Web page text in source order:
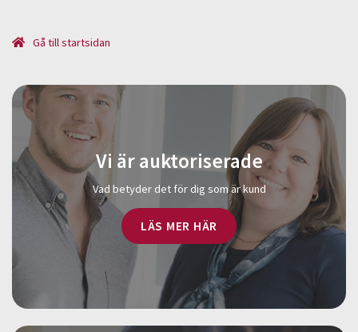
Gå till startsidan
Vi är auktoriserade
Vad betyder det för dig som är kund
LÄS MER HÄR